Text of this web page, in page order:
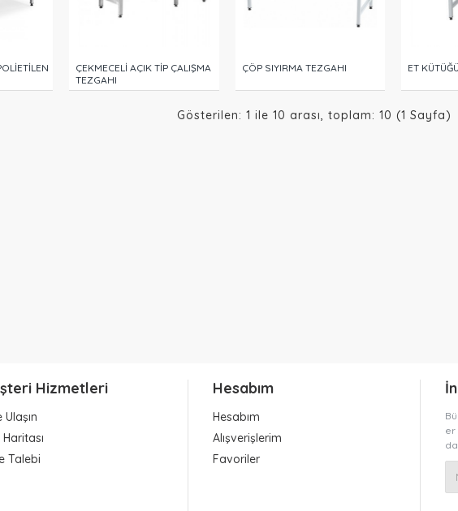
ÇEKMECELİ AÇIK TİP ÇALIŞMA
TEZGAHI
ÇÖP SIYIRMA TEZGAHI ET KÜTÜĞÜ
Gösterilen: 1 ile 10 arası, toplam: 10 (1 Sayfa)
Hizmetleri
Ulaşın
Talebi
Hesabım
Hesabım
Alışverişlerim
Favoriler
er